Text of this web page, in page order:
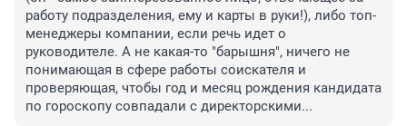
работу подразделения, ему и карты в руки!), либо топ-
менеджеры компании, если речь идет о
руководителе. А не какая-то "барышня", ничего не
понимающая в сфере работы соискателя и
проверяющая, чтобы год и месяц рождения кандидата
по гороскопу совпадали с директорскими...